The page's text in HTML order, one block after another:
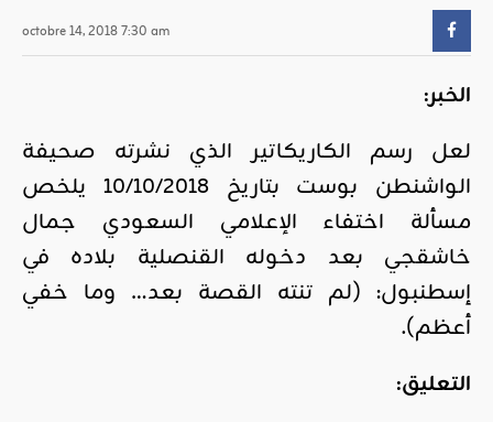
octobre 14, 2018 7:30 am
الخبر:
لعل رسم الكاريكاتير الذي نشرته صحيفة
الواشنطن بوست بتاريخ 10/10/2018 يلخص
مسألة اختفاء الإعلامي السعودي جمال
خاشقجي بعد دخوله القنصلية بلاده في
إسطنبول: (لم تنته القصة بعد… وما خفي
أعظم).
التعليق: